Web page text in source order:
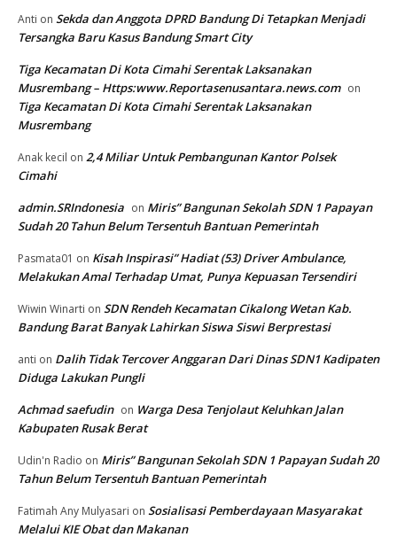
Anti on Sekda dan Anggota DPRD Bandung Di Tetapkan Menjadi
Tersangka Baru Kasus Bandung Smart City
Tiga Kecamatan Di Kota Cimahi Serentak Laksanakan
Musrembang – Https:www.Reportasenusantara.news.com on
Tiga Kecamatan Di Kota Cimahi Serentak Laksanakan
Musrembang
Anak kecil on 2,4 Miliar Untuk Pembangunan Kantor Polsek
Cimahi
admin.SRIndonesia on Miris” Bangunan Sekolah SDN 1 Papayan
Sudah 20 Tahun Belum Tersentuh Bantuan Pemerintah
Pasmata01 on Kisah Inspirasi” Hadiat (53) Driver Ambulance,
Melakukan Amal Terhadap Umat, Punya Kepuasan Tersendiri
Wiwin Winarti on SDN Rendeh Kecamatan Cikalong Wetan Kab.
Bandung Barat Banyak Lahirkan Siswa Siswi Berprestasi
anti on Dalih Tidak Tercover Anggaran Dari Dinas SDN1 Kadipaten
Diduga Lakukan Pungli
Achmad saefudin on Warga Desa Tenjolaut Keluhkan Jalan
Kabupaten Rusak Berat
Udin'n Radio on Miris” Bangunan Sekolah SDN 1 Papayan Sudah 20
Tahun Belum Tersentuh Bantuan Pemerintah
Fatimah Any Mulyasari on Sosialisasi Pemberdayaan Masyarakat
Melalui KIE Obat dan Makanan